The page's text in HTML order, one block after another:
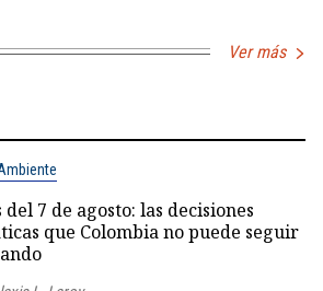
Ver más
del 7 de agosto: las decisiones
que Colombia no puede seguir